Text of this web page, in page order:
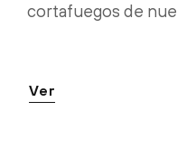
cortafuegos de
Ver